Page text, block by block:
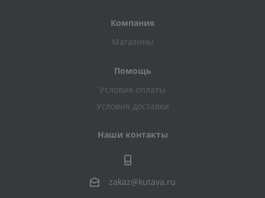
Компания
Магазины
Помощь
Условия оплаты
Условия доставки
Наши контакты
zakaz@kutava.ru